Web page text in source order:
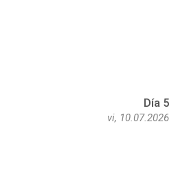
Día 5
vi, 10.07.2026